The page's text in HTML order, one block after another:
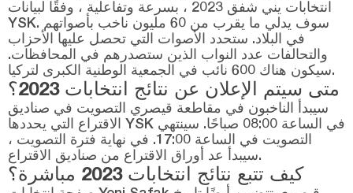
انتخابات يني شفق 2023 ، بسرعة وتفاعلية ، وفقًا لبيانات
YSK. سوف يدلي ما يقرب من 60 مليون ناخب بأصواتهم
في البلاد. ستحدد الأصوات التي تحصل عليها الأحزاب
والتحالفات عدد النواب الذين ستصدرهم في المحافظات.
سيكون هناك 600 نائب في الجمعية الوطنية الكبرى لتركيا.
متى سيتم الإعلان عن نتائج انتخابات 2023؟
سيبدأ الناخبون في مقاطعة قيصري التصويت في صناديق
الاقتراع التي يحددها YSK في الساعة 08:00 صباحًا. سينتهي
التصويت في الساعة 17:00. في نهاية فترة التصويت ،
سيبدأ عد أوراق الاقتراع من صناديق الاقتراع.
كيف تتبع نتائج انتخابات 2023 مباشرة؟